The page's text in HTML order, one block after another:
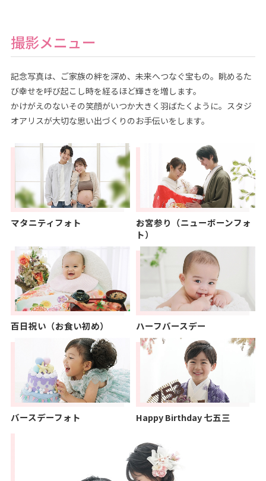
撮影メニュー
記念写真は、ご家族の絆を深め、未来へつなぐ宝もの。眺めるた
び幸せを呼び起こし時を経るほど輝きを増します。
かけがえのないその笑顔がいつか大きく羽ばたくように。スタジ
オアリスが大切な思い出づくりのお手伝いをします。
マタニティフォト
お宮参り（ニューボーンフォ
ト）
百日祝い（お食い初め） ハーフバースデー
バースデーフォト Happy Birthday 七五三